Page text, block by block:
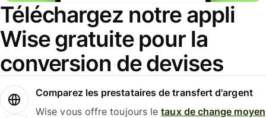
Téléchargez notre appli
Wise gratuite pour la
conversion de devises
Comparez les prestataires de transfert d'argent
Wise vous offre toujours letaux de change moyen